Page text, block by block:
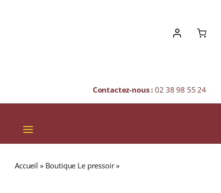
Contactez-nous :02 38 98 55 24
Toggle
Navigation
Accueil » Boutique Le pressoir»